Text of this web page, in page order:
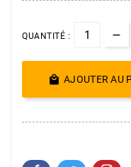
QUANTITÉ :
 AJOUTER AU